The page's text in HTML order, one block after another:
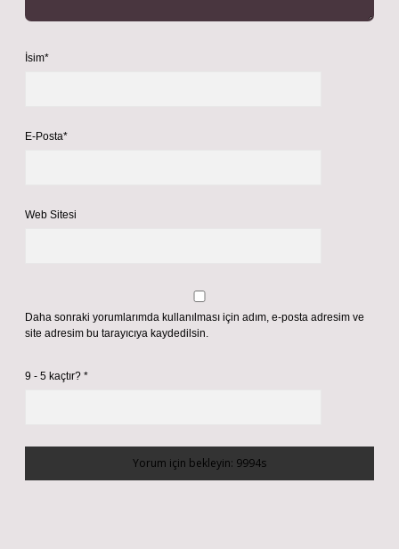
İsim*
E-Posta*
Web Sitesi
Daha sonraki yorumlarımda kullanılması için adım, e-posta adresim ve
site adresim bu tarayıcıya kaydedilsin.
9 - 5 kaçtır? *